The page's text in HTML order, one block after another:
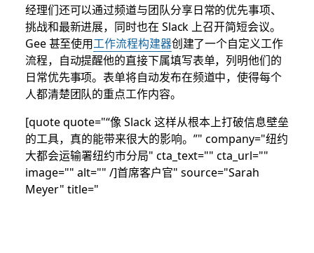
经理们还可以通过频道与团队分享日常的优先事项、
挑战和最新进展，同时也在 Slack 上召开简短会议。
Gee 甚至使用工作流程构建器创建了一个自定义工作
流程，自动提醒他的直接下属填写表单，列明他们的
日常优先事项。表单将自动发布在频道中，使得每个
人都清楚团队的重点工作内容。
[quote quote="“像 Slack 这样从根本上打破信息壁垒
的工具，真的能带来很大的影响。”" company="纽约
大都会运输署纽约市分局" cta_text="" cta_url=""
image="" alt="" /]首席客户官" source="Sarah
Meyer" title="